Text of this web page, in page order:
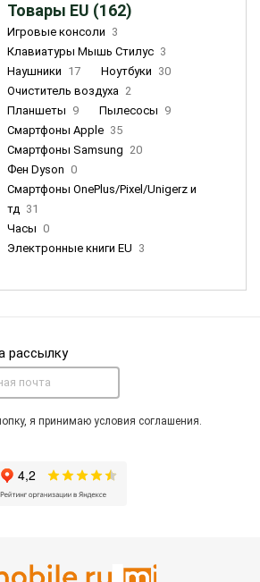
Товары EU (162)
Игровые консоли 3
Клавиатуры Мышь Стилус 3
Наушники 17 Ноутбуки 30
Очиститель воздуха 2
Планшеты 9 Пылесосы 9
Смартфоны Apple 35
Смартфоны Samsung 20
Фен Dyson 0
Смартфоны OnePlus/Pixel/Unigerz и
тд 31
Часы 0
Электронные книги EU 3
рассылку
я принимаю условия соглашения.